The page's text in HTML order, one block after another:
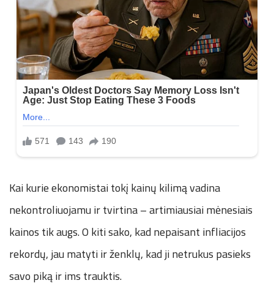
Kai kurie ekonomistai tokį kainų kilimą vadina
nekontroliuojamu ir tvirtina – artimiausiai mėnesiais
kainos tik augs. O kiti sako, kad nepaisant infliacijos
rekordų, jau matyti ir ženklų, kad ji netrukus pasieks
savo piką ir ims trauktis.